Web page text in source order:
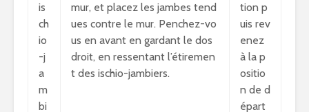
is
ch
io
-j
a
m
bi
mur, et placez les jambes tend
ues contre le mur. Penchez-vo
us en avant en gardant le dos
droit, en ressentant l’étiremen
t des ischio-jambiers.
tion p
uis rev
enez
à la p
ositio
n de d
épart